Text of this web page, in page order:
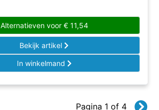
Alternatieven voor €11,54
Bekijk artikel
In winkelmand
Pagina 1 of 4